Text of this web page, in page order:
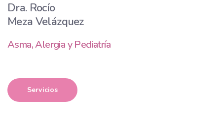
Dra. Rocío
Meza Velázquez
Asma, Alergia y Pediatría
Servicios